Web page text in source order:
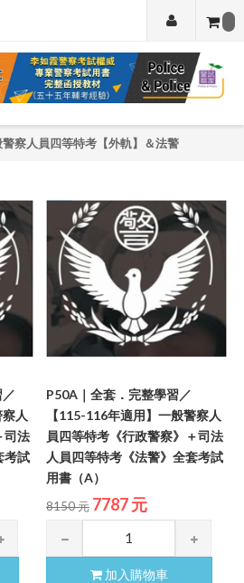
警察人員四等特考【外軌】＆法警
人
司法
考試
P50A｜全套．完整學習／
【115-116年適用】一般警察人
員四等特考《行政警察》＋司法
人員四等特考《法警》全套考試
用書（A）
8150 元 7787 元
加入購物車